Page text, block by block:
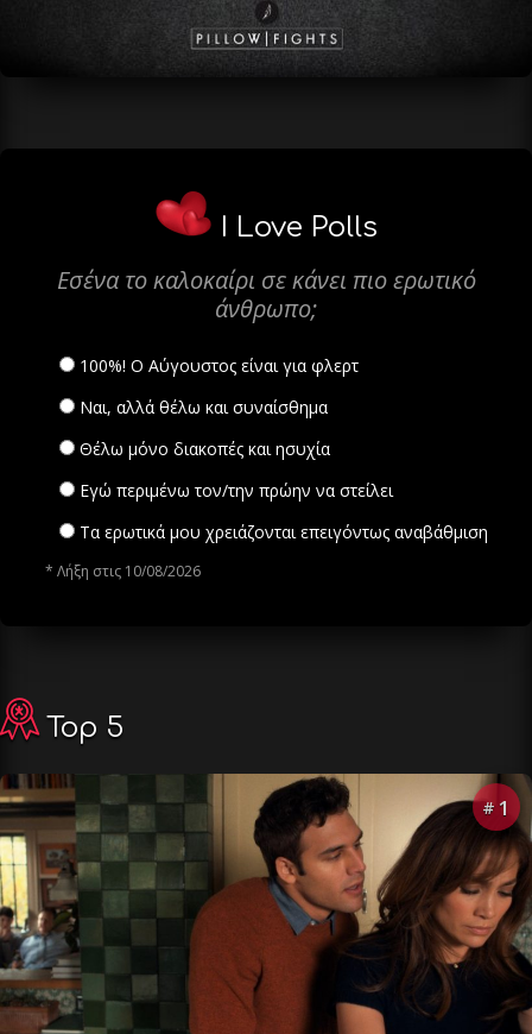
I Love Polls
Εσένα το καλοκαίρι σε κάνει πιο ερωτικό
άνθρωπο;
100%! Ο Αύγουστος είναι για φλερτ
Ναι, αλλά θέλω και συναίσθημα
Θέλω μόνο διακοπές και ησυχία
Εγώ περιμένω τον/την πρώην να στείλει
Τα ερωτικά μου χρειάζονται επειγόντως αναβάθμιση
* Λήξη στις 10/08/2026
Top 5
# 1